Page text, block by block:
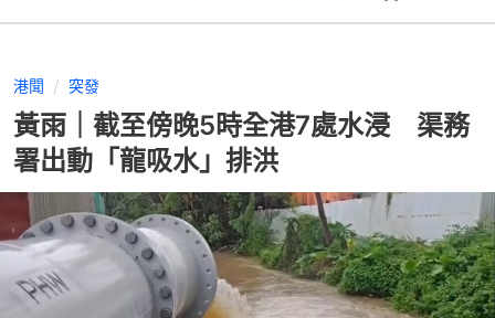
港聞 突發
黃雨｜截至傍晚5時全港7處水浸 渠務
署出動「龍吸水」排洪